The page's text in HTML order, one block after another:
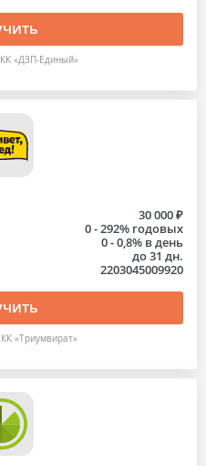
«ДЗП-Единый»
30 000 ₽
0 - 292% годовых
0 - 0,8% в день
до 31 дн.
2203045009920
«Триумвират»